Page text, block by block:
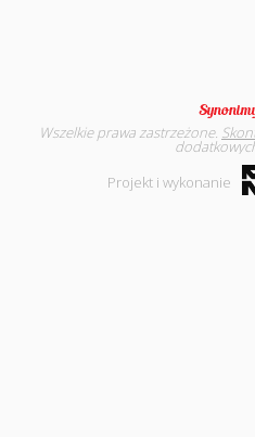
Wszelkie prawa zastrzeżone.
Projekt i wykonanie